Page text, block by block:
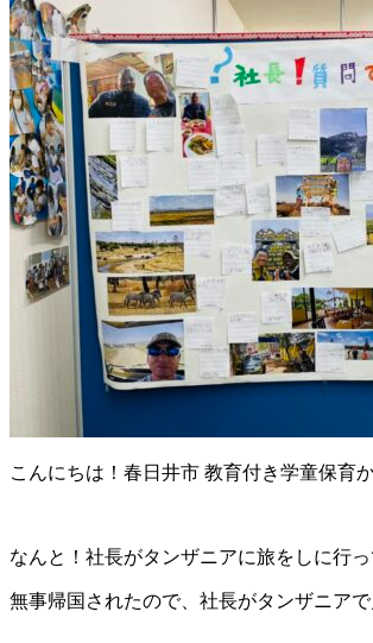
こんにちは！春日井市 教育付き学童保育
なんと！社長がタンザニアに旅をしに行っ
無事帰国されたので、社長がタンザニア